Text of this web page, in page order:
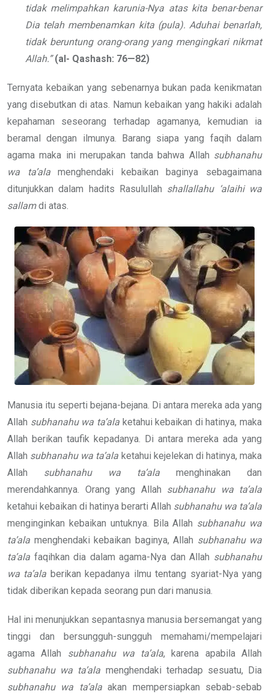
tidak melimpahkan karunia-Nya atas kita benar-benar
Dia telah membenamkan kita (pula). Aduhai benarlah,
tidak beruntung orang-orang yang mengingkari nikmat
Allah.”(al- Qashash: 76—82)
Ternyata kebaikan yang sebenarnya bukan pada kenikmatan
yang disebutkan di atas. Namun kebaikan yang hakiki adalah
kepahaman seseorang terhadap agamanya, kemudian ia
beramal dengan ilmunya. Barang siapa yang faqih dalam
agama maka ini merupakan tanda bahwa Allah subhanahu
wa ta’alamenghendaki kebaikan baginya sebagaimana
ditunjukkan dalam hadits Rasulullah shallallahu ‘alaihi wa
sallamdi atas.
Manusia itu seperti bejana-bejana. Di antara mereka ada yang
Allah subhanahu wa ta’alaketahui kebaikan di hatinya, maka
Allah berikan taufik kepadanya. Di antara mereka ada yang
Allah subhanahu wa ta’ala ketahui kejelekan di hatinya, maka
Allah subhanahu wa ta’ala menghinakan dan
merendahkannya. Orang yang Allah subhanahu wa ta’ala
ketahui kebaikan di hatinya berarti Allah subhanahu wa ta’ala
menginginkan kebaikan untuknya. Bila Allah subhanahu wa
ta’ala menghendaki kebaikan baginya, Allah subhanahu wa
ta’ala faqihkan dia dalam agama-Nya dan Allah subhanahu
wa ta’ala berikan kepadanya ilmu tentang syariat-Nya yang
tidak diberikan kepada seorang pun dari manusia.
Hal ini menunjukkan sepantasnya manusia bersemangat yang
tinggi dan bersungguh-sungguh memahami/mempelajari
agama Allah subhanahu wa ta’ala, karena apabila Allah
subhanahu wa ta’ala menghendaki terhadap sesuatu, Dia
subhanahu wa ta’alaakan mempersiapkan sebab-sebab